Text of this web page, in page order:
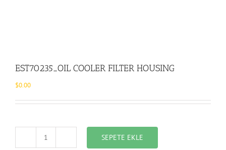
EST70235_OIL COOLER FILTER HOUSING
$0.00
EST70235_OIL
SEPETE EKLE